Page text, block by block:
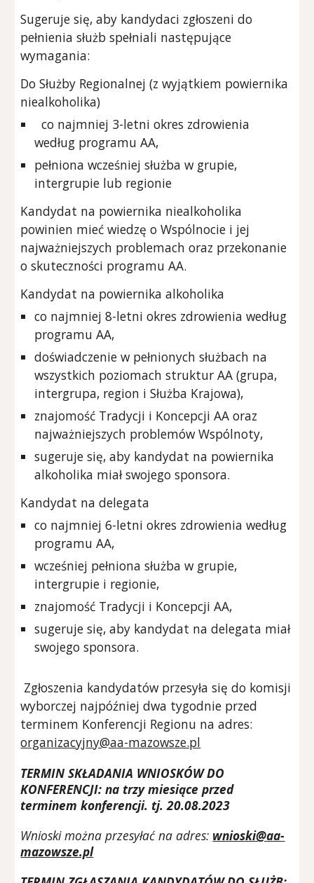
Sugeruje się, aby kandydaci zgłoszeni do
pełnienia służb spełniali następujące
wymagania:
Do Służby Regionalnej (z wyjątkiem powiernika
niealkoholika)
co najmniej 3-letni okres zdrowienia
według programu AA,
pełniona wcześniej służba w grupie,
intergrupie lub regionie
Kandydat na powiernika niealkoholika
powinien mieć wiedzę o Wspólnocie i jej
najważniejszych problemach oraz przekonanie
o skuteczności programu AA.
Kandydat na powiernika alkoholika
co najmniej 8-letni okres zdrowienia według
programu AA,
doświadczenie w pełnionych służbach na
wszystkich poziomach struktur AA (grupa,
intergrupa, region i Służba Krajowa),
znajomość Tradycji i Koncepcji AA oraz
najważniejszych problemów Wspólnoty,
sugeruje się, aby kandydat na powiernika
alkoholika miał swojego sponsora.
Kandydat na delegata
co najmniej 6-letni okres zdrowienia według
programu AA,
wcześniej pełniona służba w grupie,
intergrupie i regionie,
znajomość Tradycji i Koncepcji AA,
sugeruje się, aby kandydat na delegata miał
swojego sponsora.
Zgłoszenia kandydatów przesyła się do komisji
wyborczej najpóźniej dwa tygodnie przed
terminem Konferencji Regionu na adres:
organizacyjny@aa-mazowsze.pl
TERMIN SKŁADANIA WNIOSKÓW DO
KONFERENCJI: na trzy miesiące przed
terminem konferencji. tj.20.08.2023
Wnioski można przesyłać na adres: wnioski@aa-
mazowsze.pl